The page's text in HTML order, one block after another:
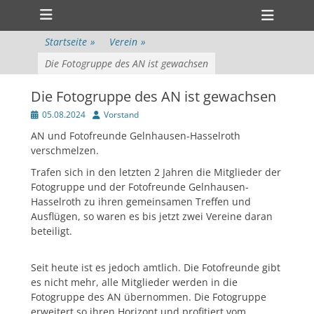
zum
Inhalt
überspringen
Primärmenü
Startseite » Verein »
Die Fotogruppe des AN ist gewachsen
Die Fotogruppe des AN ist gewachsen
Veröffentlicht
05.08.2024 Author
Vorstand
AN und Fotofreunde Gelnhausen-Hasselroth
verschmelzen.
Trafen sich in den letzten 2 Jahren die Mitglieder der
Fotogruppe und der Fotofreunde Gelnhausen-
Hasselroth zu ihren gemeinsamen Treffen und
Ausflügen, so waren es bis jetzt zwei Vereine daran
beteiligt.
Seit heute ist es jedoch amtlich. Die Fotofreunde gibt
es nicht mehr, alle Mitglieder werden in die
Fotogruppe des AN übernommen. Die Fotogruppe